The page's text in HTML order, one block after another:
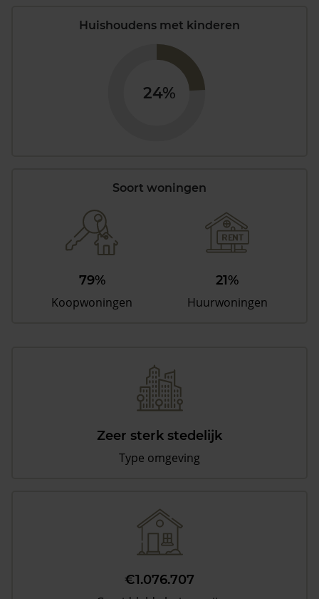
Huishoudens met kinderen
24%
Soort woningen
79%
Koopwoningen
21%
Huurwoningen
Zeer sterk stedelijk
Type omgeving
€1.076.707